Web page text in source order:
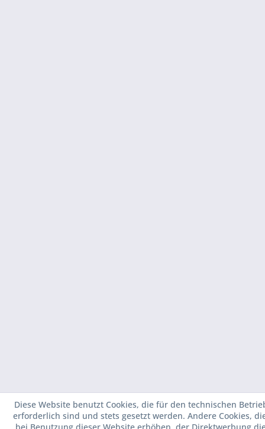
Diese Website benutzt Cookies, die für den technischen
erforderlich sind und stets gesetzt werden. Andere Cookies,